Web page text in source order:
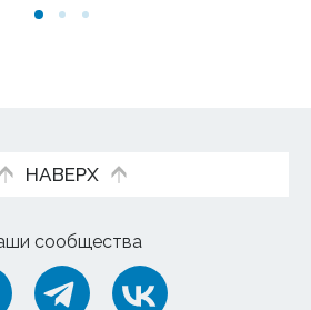
НАВЕРХ
сообщества